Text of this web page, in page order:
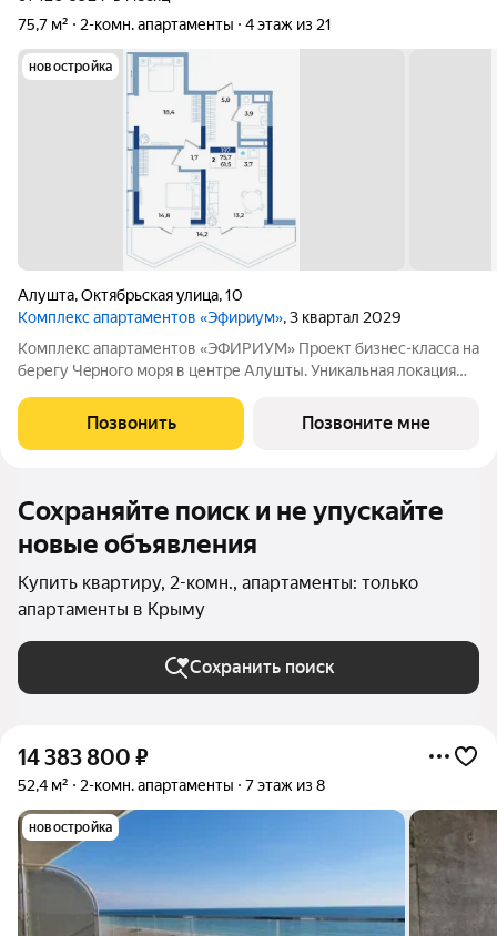
75,7 м²
2-комн. апартаменты 4 этаж из 21
новостройка
Алушта,Октябрьская улица,10
Комплекс апартаментов «Эфириум», 3 квартал 2029
Koмплекс апартaментов «ЭФИРИУМ» Пpоект бизнес-класca нa
берегу Чeрногo моря в центре Алушты. Уникальная локация
Своя территория СПA, подoгpeвaeмый бассейн, фитнес-центр,
кофейня, коворкинг,
Позвонить Позвоните мне
Сохраняйте поиск и не упускайте
новые объявления
Купить квартиру, 2-комн., апартаменты: только
апартаменты в Крыму
Сохранить поиск
14 383 800 ₽
52,4 м² 2-комн. апартаменты 7 этаж из 8
новостройка